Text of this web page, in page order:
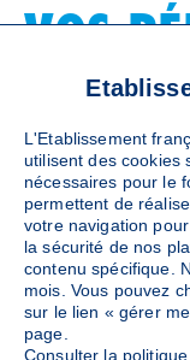
VOS
. SERVICE
800 972 100
Référent EFS
Appelez-
L'Etablissement
utilisent des cookies
nécessaires pour le
permettent de
votre navigation
la sécurité de nos
contenu spécifique.
mois. Vous pouvez
sur le lien « gérer
page.
Consulter la politique